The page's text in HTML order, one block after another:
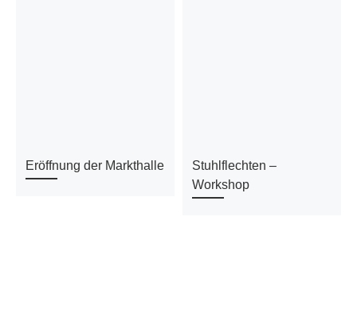
Eröffnung der Markthalle
Stuhlflechten –
Workshop